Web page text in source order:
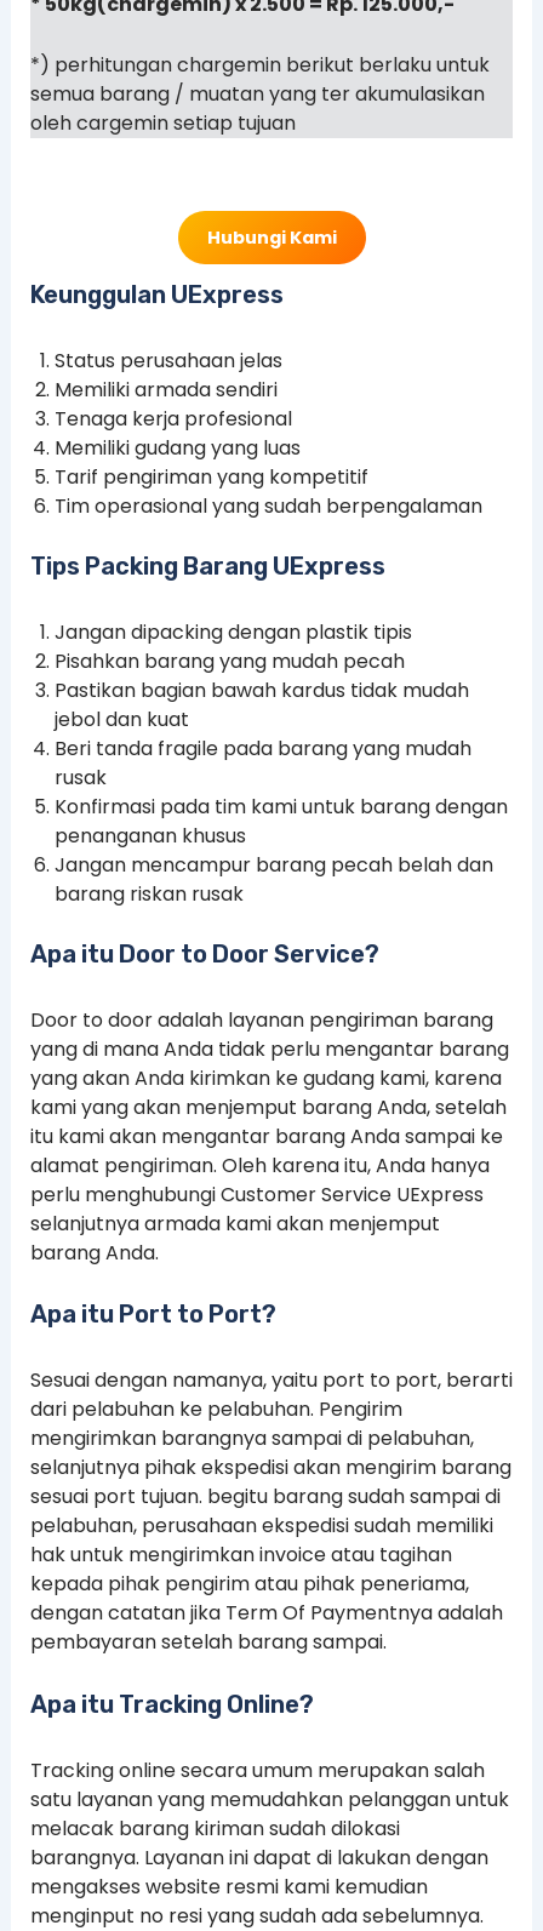
*) perhitungan chargemin berikut berlaku untuk
semua barang / muatan yang ter akumulasikan
oleh cargemin setiap tujuan
Hubungi Kami
Keunggulan UExpress
Status perusahaan jelas
Memiliki armada sendiri
Tenaga kerja profesional
Memiliki gudang yang luas
Tarif pengiriman yang kompetitif
Tim operasional yang sudah berpengalaman
Tips Packing Barang UExpress
Jangan dipacking dengan plastik tipis
Pisahkan barang yang mudah pecah
Pastikan bagian bawah kardus tidak mudah
jebol dan kuat
Beri tanda fragile pada barang yang mudah
rusak
Konfirmasi pada tim kami untuk barang dengan
penanganan khusus
Jangan mencampur barang pecah belah dan
barang riskan rusak
Apa itu Door to Door Service?
Door to door adalah layanan pengiriman barang
yang di mana Anda tidak perlu mengantar barang
yang akan Anda kirimkan ke gudang kami, karena
kami yang akan menjemput barang Anda, setelah
itu kami akan mengantar barang Anda sampai ke
alamat pengiriman. Oleh karena itu, Anda hanya
perlu menghubungi Customer Service UExpress
selanjutnya armada kami akan menjemput
barang Anda.
Apa itu Port to Port?
Sesuai dengan namanya, yaitu port to port, berarti
dari pelabuhan ke pelabuhan. Pengirim
mengirimkan barangnya sampai di pelabuhan,
selanjutnya pihak ekspedisi akan mengirim barang
sesuai port tujuan. begitu barang sudah sampai di
pelabuhan, perusahaan ekspedisi sudah memiliki
hak untuk mengirimkan invoice atau tagihan
kepada pihak pengirim atau pihak peneriama,
dengan catatan jika Term Of Paymentnya adalah
pembayaran setelah barang sampai.
Apa itu Tracking Online?
Tracking online secara umum merupakan salah
satu layanan yang memudahkan pelanggan untuk
melacak barang kiriman sudah dilokasi
barangnya. Layanan ini dapat di lakukan dengan
mengakses website resmi kami kemudian
menginput no resi yang sudah ada sebelumnya.